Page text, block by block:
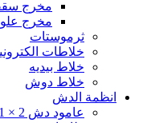
مخرج
مخرج
ثرموستات
خلاطات
خلاط بيديه
خلاط دوش
انظمة الدش
عامود دش 2 × 1